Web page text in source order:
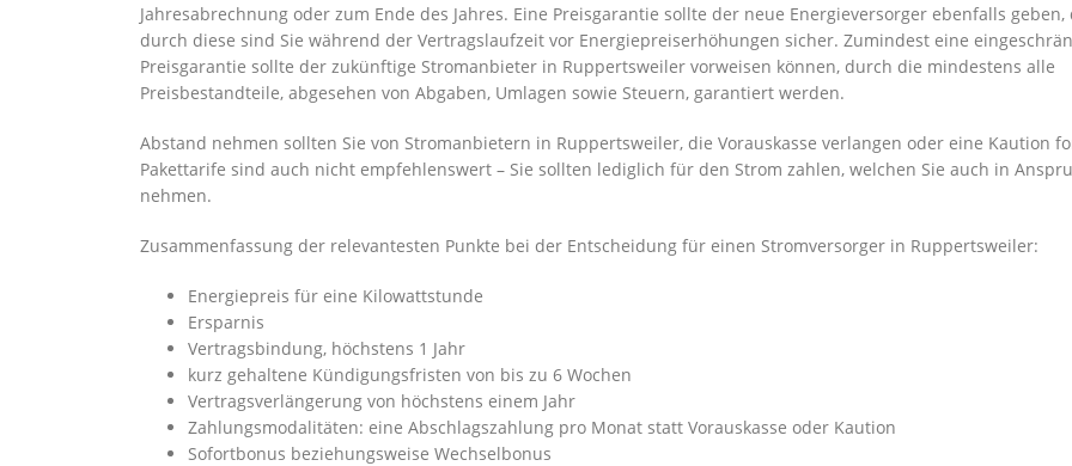
Jahresabrechnung oder zum Ende des Jahres. Eine Preisgarantie sollte der neue Energieversorger ebenfalls geben,
durch diese sind Sie während der Vertragslaufzeit vor Energiepreiserhöhungen sicher. Zumindest eine
Preisgarantie sollte der zukünftige Stromanbieter in Ruppertsweiler vorweisen können, durch die mindestens alle
Preisbestandteile, abgesehen von Abgaben, Umlagen sowie Steuern, garantiert werden.
Abstand nehmen sollten Sie von Stromanbietern in Ruppertsweiler, die Vorauskasse verlangen oder eine Kaution
Pakettarife sind auch nicht empfehlenswert – Sie sollten lediglich für den Strom zahlen, welchen Sie auch in
nehmen.
Zusammenfassung der relevantesten Punkte bei der Entscheidung für einen Stromversorger in Ruppertsweiler:
Energiepreis für eine Kilowattstunde
Ersparnis
Vertragsbindung, höchstens 1 Jahr
kurz gehaltene Kündigungsfristen von bis zu 6 Wochen
Vertragsverlängerung von höchstens einem Jahr
Zahlungsmodalitäten: eine Abschlagszahlung pro Monat statt Vorauskasse oder Kaution
Sofortbonus beziehungsweise Wechselbonus